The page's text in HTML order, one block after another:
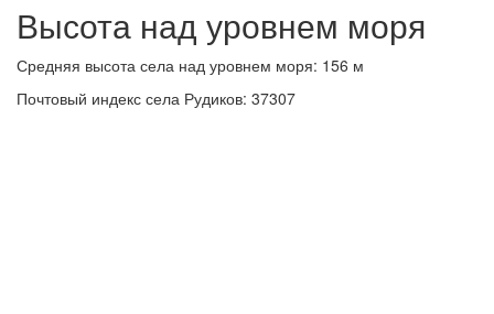
Высота над уровнем моря
Средняя высота села над уровнем моря: 156 м
Почтовый индекс села Рудиков: 37307